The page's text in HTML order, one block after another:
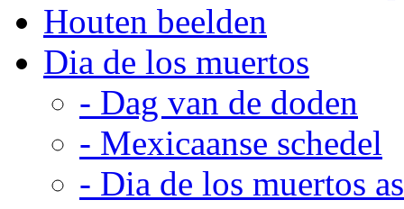
Houten beelden
Dia de los muertos
- Dag van de doden
- Mexicaanse schedel
- Dia de los muertos